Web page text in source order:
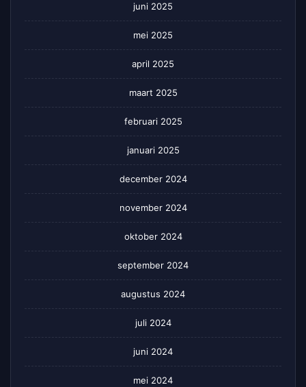
juni 2025
mei 2025
april 2025
maart 2025
februari 2025
januari 2025
december 2024
november 2024
oktober 2024
september 2024
augustus 2024
juli 2024
juni 2024
mei 2024